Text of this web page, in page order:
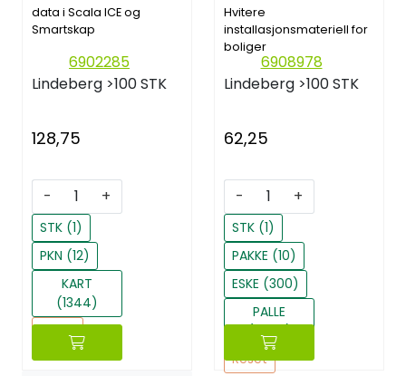
data i Scala ICE og
Smartskap
6902285
Lindeberg >100 STK
128,75
- +
STK (1)
PKN (12)
KART
(1344)
Reset
Hvitere
installasjonsmateriell for
boliger
6908978
Lindeberg >100 STK
62,25
- +
STK (1)
PAKKE (10)
ESKE (300)
PALLE
(3600)
Reset